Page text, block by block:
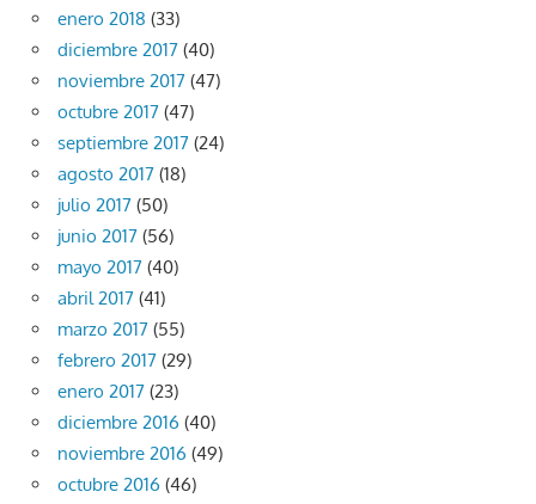
enero 2018 (33)
diciembre 2017 (40)
noviembre 2017 (47)
octubre 2017 (47)
septiembre 2017 (24)
agosto 2017 (18)
julio 2017 (50)
junio 2017 (56)
mayo 2017 (40)
abril 2017 (41)
marzo 2017 (55)
febrero 2017 (29)
enero 2017 (23)
diciembre 2016 (40)
noviembre 2016 (49)
octubre 2016 (46)